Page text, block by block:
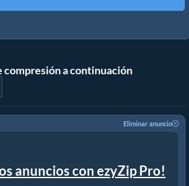
compresión a continuación
Eliminar anuncio
anuncios con ezyZip Pro!